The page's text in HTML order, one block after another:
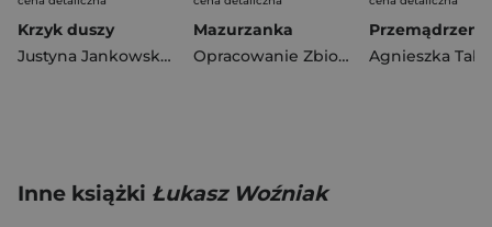
Krzyk duszy
Justyna Jankowska-Pawelec
Mazurzanka
Opracowanie Zbiorowe
Inne książki Łukasz Woźniak